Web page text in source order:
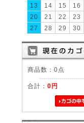
13
14 15 16
20
21 22 23
27
28 29 30
商品数：0点
合計： 0円